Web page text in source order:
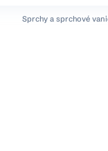
Sprchy a sprchové